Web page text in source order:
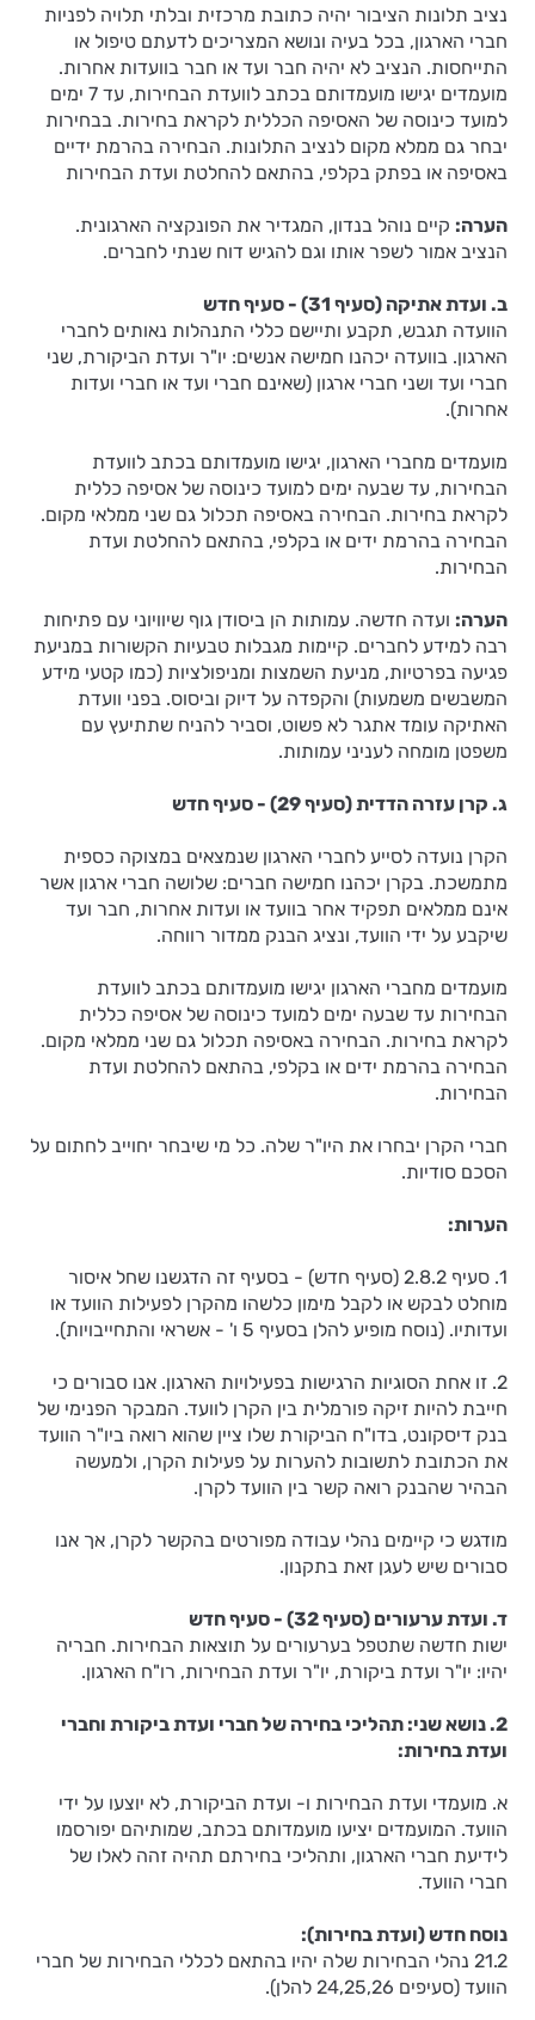
נציב תלונות הציבור יהיה כתובת מרכזית ובלתי תלויה לפניות
חברי הארגון, בכל בעיה ונושא המצריכים לדעתם טיפול או
התייחסות. הנציב לא יהיה חבר ועד או חבר בוועדות אחרות.
מועמדים יגישו מועמדותם בכתב לוועדת הבחירות, עד 7 ימים
למועד כינוסה של האסיפה הכללית לקראת בחירות. בבחירות
יבחר גם ממלא מקום לנציב התלונות. הבחירה בהרמת ידיים
באסיפה או בפתק בקלפי, בהתאם להחלטת ועדת הבחירות
הערה: קיים נוהל בנדון, המגדיר את הפונקציה הארגונית.
הנציב אמור לשפר אותו וגם להגיש דוח שנתי לחברים.
ב. ועדת אתיקה (סעיף 31) - סעיף חדש
הוועדה תגבש, תקבע ותיישם כללי התנהלות נאותים לחברי
הארגון. בוועדה יכהנו חמישה אנשים: יו"ר ועדת הביקורת, שני
חברי ועד ושני חברי ארגון (שאינם חברי ועד או חברי ועדות
אחרות).
מועמדים מחברי הארגון, יגישו מועמדותם בכתב לוועדת
הבחירות, עד שבעה ימים למועד כינוסה של אסיפה כללית
לקראת בחירות. הבחירה באסיפה תכלול גם שני ממלאי מקום.
הבחירה בהרמת ידים או בקלפי, בהתאם להחלטת ועדת
הבחירות.
הערה: ועדה חדשה. עמותות הן ביסודן גוף שיוויוני עם פתיחות
רבה למידע לחברים. קיימות מגבלות טבעיות הקשורות במניעת
פגיעה בפרטיות, מניעת השמצות ומניפולציות (כמו קטעי מידע
המשבשים משמעות) והקפדה על דיוק וביסוס. בפני וועדת
האתיקה עומד אתגר לא פשוט, וסביר להניח שתתיעץ עם
משפטן מומחה לעניני עמותות.
ג. קרן עזרה הדדית (סעיף 29) - סעיף חדש
הקרן נועדה לסייע לחברי הארגון שנמצאים במצוקה כספית
מתמשכת. בקרן יכהנו חמישה חברים: שלושה חברי ארגון אשר
אינם ממלאים תפקיד אחר בוועד או ועדות אחרות, חבר ועד
שיקבע על ידי הוועד, ונציג הבנק ממדור רווחה.
מועמדים מחברי הארגון יגישו מועמדותם בכתב לוועדת
הבחירות עד שבעה ימים למועד כינוסה של אסיפה כללית
לקראת בחירות. הבחירה באסיפה תכלול גם שני ממלאי מקום.
הבחירה בהרמת ידים או בקלפי, בהתאם להחלטת ועדת
הבחירות.
חברי הקרן יבחרו את היו"ר שלה. כל מי שיבחר יחוייב לחתום על
הסכם סודיות.
הערות:
1. סעיף 2.8.2 (סעיף חדש) - בסעיף זה הדגשנו שחל איסור
מוחלט לבקש או לקבל מימון כלשהו מהקרן לפעילות הוועד או
ועדותיו. (נוסח מופיע להלן בסעיף 5 ו' - אשראי והתחייבויות).
2. זו אחת הסוגיות הרגישות בפעילויות הארגון. אנו סבורים כי
חייבת להיות זיקה פורמלית בין הקרן לוועד. המבקר הפנימי של
בנק דיסקונט, בדו"ח הביקורת שלו ציין שהוא רואה ביו"ר הוועד
את הכתובת לתשובות להערות על פעילות הקרן, ולמעשה
הבהיר שהבנק רואה קשר בין הוועד לקרן.
מודגש כי קיימים נהלי עבודה מפורטים בהקשר לקרן, אך אנו
סבורים שיש לעגן זאת בתקנון.
ד. ועדת ערעורים (סעיף 32) - סעיף חדש
ישות חדשה שתטפל בערעורים על תוצאות הבחירות. חבריה
יהיו: יו"ר ועדת ביקורת, יו"ר ועדת הבחירות, רו"ח הארגון.
2. נושא שני: תהליכי בחירה של חברי ועדת ביקורת וחברי
ועדת בחירות:
א. מועמדי ועדת הבחירות ו- ועדת הביקורת, לא יוצעו על ידי
הוועד. המועמדים יציעו מועמדותם בכתב, שמותיהם יפורסמו
לידיעת חברי הארגון, ותהליכי בחירתם תהיה זהה לאלו של
חברי הוועד.
נוסח חדש (ועדת בחירות):
21.2 נהלי הבחירות שלה יהיו בהתאם לכללי הבחירות של חברי
הוועד (סעיפים 24,25,26 להלן).